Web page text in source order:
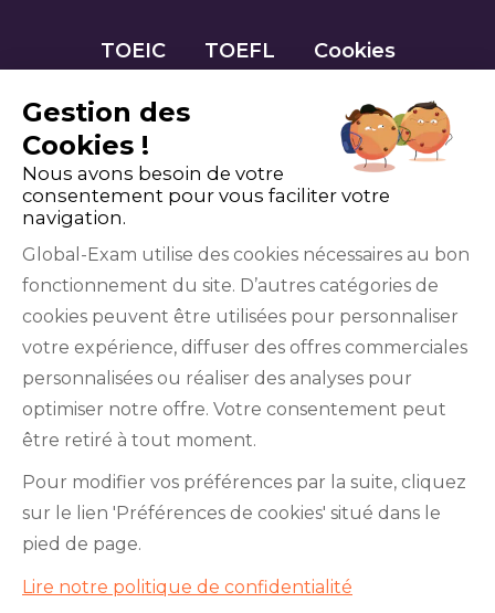
TOEIC TOEFL Cookies
YouTube
institutions qui gèrent les examens officiels du
BRIGHT English, de l’IELTS, du TOEFL ITP®, des
Cambridge B2 First et C1 Advanced, du TOEIC
Gestion des
Cookies !
Nous avons besoin de votre
consentement pour vous faciliter votre
navigation.
Global-Exam utilise des cookies nécessaires au bon
fonctionnement du site. D’autres catégories de
cookies peuvent être utilisées pour personnaliser
votre expérience, diffuser des offres commerciales
personnalisées ou réaliser des analyses pour
optimiser notre offre. Votre consentement peut
être retiré à tout moment.
Pour modifier vos préférences par la suite, cliquez
sur le lien 'Préférences de cookies' situé dans le
pied de page.
Lire notre politique de confidentialité